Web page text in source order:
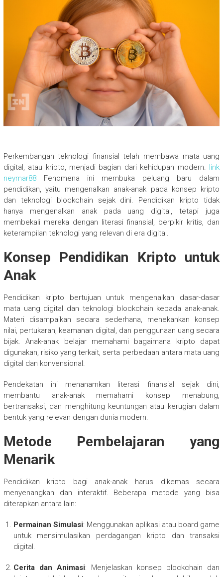
Perkembangan teknologi finansial telah membawa mata uang
digital, atau kripto, menjadi bagian dari kehidupan modern. link
neymar88Fenomena ini membuka peluang baru dalam
pendidikan, yaitu mengenalkan anak-anak pada konsep kripto
dan teknologi blockchain sejak dini. Pendidikan kripto tidak
hanya mengenalkan anak pada uang digital, tetapi juga
membekali mereka dengan literasi finansial, berpikir kritis, dan
keterampilan teknologi yang relevan di era digital.
Konsep Pendidikan Kripto untuk
Anak
Pendidikan kripto bertujuan untuk mengenalkan dasar-dasar
mata uang digital dan teknologi blockchain kepada anak-anak.
Materi disampaikan secara sederhana, menekankan konsep
nilai, pertukaran, keamanan digital, dan penggunaan uang secara
bijak. Anak-anak belajar memahami bagaimana kripto dapat
digunakan, risiko yang terkait, serta perbedaan antara mata uang
digital dan konvensional.
Pendekatan ini menanamkan literasi finansial sejak dini,
membantu anak-anak memahami konsep menabung,
bertransaksi, dan menghitung keuntungan atau kerugian dalam
bentuk yang relevan dengan dunia modern.
Metode Pembelajaran yang
Menarik
Pendidikan kripto bagi anak-anak harus dikemas secara
menyenangkan dan interaktif. Beberapa metode yang bisa
diterapkan antara lain:
Permainan Simulasi: Menggunakan aplikasi atau board game
untuk mensimulasikan perdagangan kripto dan transaksi
digital.
Cerita dan Animasi: Menjelaskan konsep blockchain dan